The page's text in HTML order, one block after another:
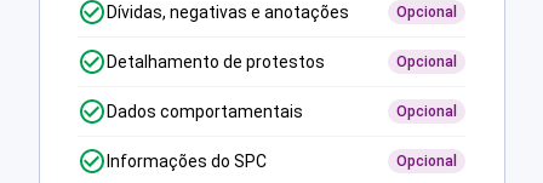
Dívidas, negativas e anotações Opcional
Detalhamento de protestos Opcional
Dados comportamentais Opcional
Informações do SPC Opcional